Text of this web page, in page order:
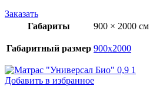
Заказать
Габариты
900 × 2000 см
Габаритный размер 900х2000
Добавить в избранное